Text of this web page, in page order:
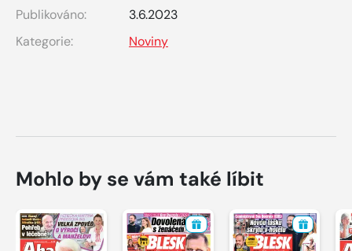
Publikováno:
3.6.2023
Kategorie:
Noviny
Mohlo by se vám také líbit